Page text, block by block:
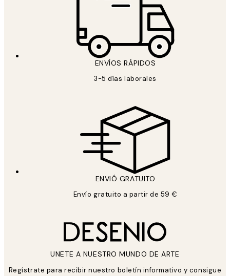
ENVÍOS RÁPIDOS
3-5 días laborales
ENVIÓ GRATUITO
Envío gratuito a partir de 59 €
UNETE A NUESTRO MUNDO DE ARTE
Regístrate para recibir nuestro boletín informativo y consigue